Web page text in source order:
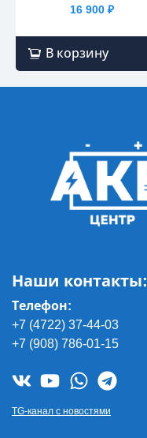
16 900 ₽
В корзину
Наши контакты:
Телефон:
+7 (4722) 37-44-03
+7 (908) 786-01-15
TG-канал с новостями